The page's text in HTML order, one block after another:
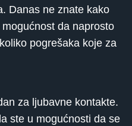
Danas ne znate kako
da naprosto
pogrešaka koje za
za ljubavne kontakte.
ste u mogućnosti da se